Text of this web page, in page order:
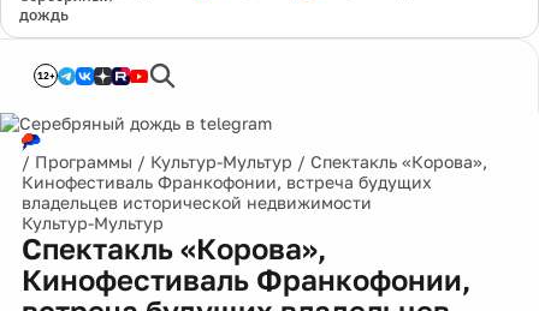
дождь
12+
/ Программы / Культур-Мультур / Спектакль «Корова»,
Кинофестиваль Франкофонии, встреча будущих
владельцев исторической недвижимости
Культур-Мультур
Спектакль «Корова»,
Кинофестиваль Франкофонии,